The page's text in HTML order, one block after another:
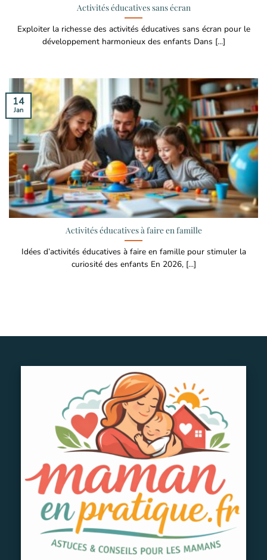
Activités éducatives sans écran
Exploiter la richesse des activités éducatives sans écran pour le
développement harmonieux des enfants Dans [...]
Activités éducatives à faire en famille
Idées d’activités éducatives à faire en famille pour stimuler la
curiosité des enfants En 2026, [...]
14
Jan